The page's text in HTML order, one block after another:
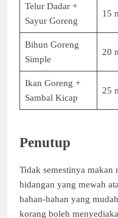
Telur Dadar +
Sayur Goreng
15
Bihun Goreng
Simple
20
Ikan Goreng +
Sambal Kicap
25
Penutup
Tidak semestinya makan
hidangan yang mewah
bahan-bahan yang
korang boleh